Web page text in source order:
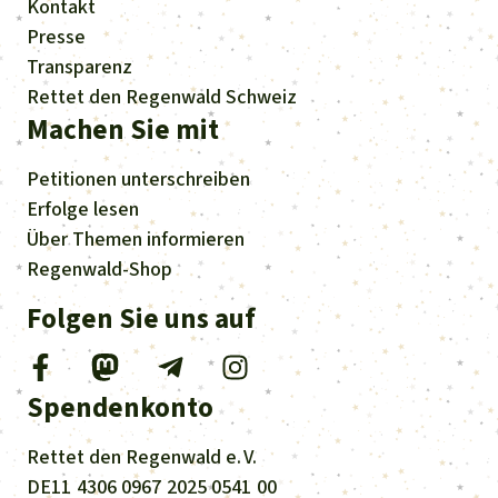
Kontakt
Presse
Transparenz
Rettet den Regenwald Schweiz
Machen Sie mit
Petitionenunterschreiben
Erfolge lesen
ÜberThemen informieren
Regenwald-Shop
Folgen Sie uns auf
Spendenkonto
Rettet denRegenwald e. V.
DE11 4306 0967 20250541 00